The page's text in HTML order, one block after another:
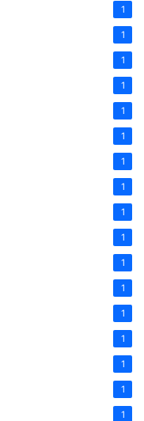
1
1
1
1
1
1
1
1
1
1
1
1
1
1
1
1
1